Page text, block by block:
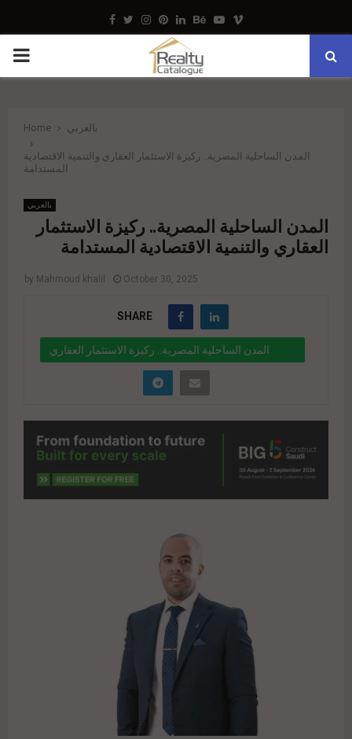
Facebook
TwitterInstagram
Pinterest
LinkedinBehance
Youtube
Vimeo
PRIMARY
Home بالعربي
المدن الساحلية المصرية.. ركيزة الاستثمار العقاري والتنمية الاقتصادية
المستدامة
بالعربي
المدن الساحلية المصرية.. ركيزة الاستثمار
العقاري والتنمية الاقتصادية المستدامة
by Mahmoud khalil October 30, 2025
SHARE
المدن الساحلية المصرية.. ركيزة الاستثمار العقاري
والتنمية الاقتصادية المستدامة
development/" href="#">